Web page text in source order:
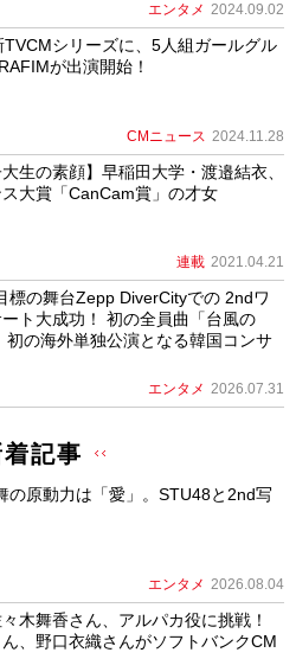
エンタメ 2024.09.02
TVCMシリーズに、5人組ガールグル
が出演開始！
CMニュース 2024.11.28
大生の素顔】早稲田大学・渡邉結衣、
大賞「CanCam賞」の才女
連載 2021.04.21
標の舞台Zepp DiverCityでの 2ndワ
ト大成功！ 初の全員曲「台風の
初の海外単独公演となる韓国コンサ
エンタメ 2026.07.31
着記事
の原動力は「愛」。STU48と2nd写
エンタメ 2026.08.04
木舞香さん、アルパカ役に挑戦！
、野口衣織さんがソフトバンクCM